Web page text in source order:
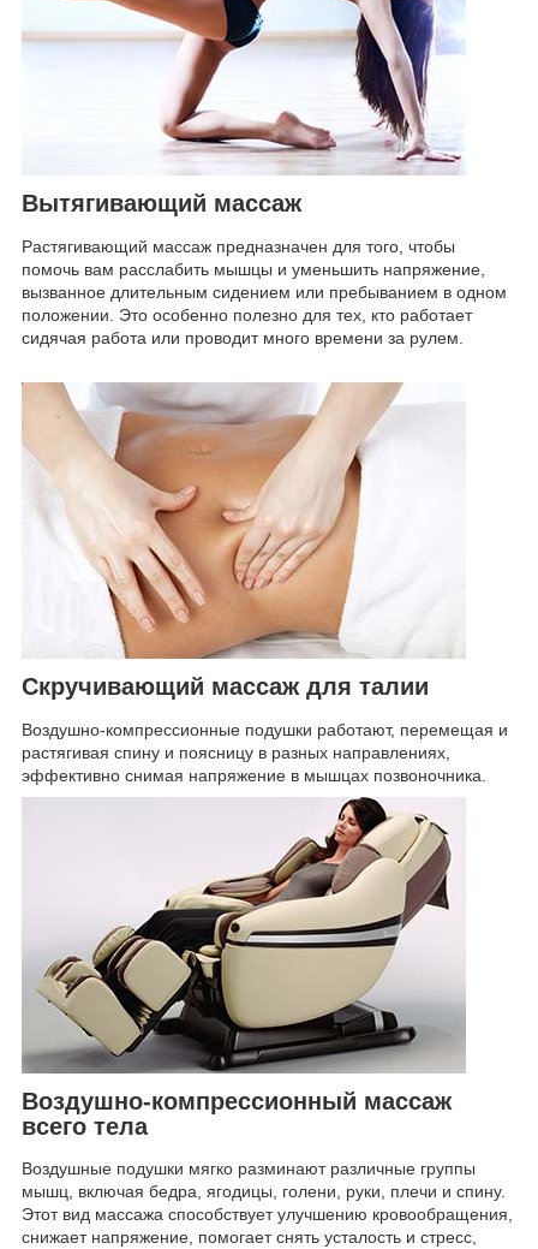
Вытягивающий массаж
Растягивающий массаж предназначен для того, чтобы
помочь вам расслабить мышцы и уменьшить напряжение,
вызванное длительным сидением или пребыванием в одном
положении. Это особенно полезно для тех, кто работает
сидячая работа или проводит много времени за рулем.
Скручивающий массаж для талии
Воздушно-компрессионные подушки работают, перемещая и
растягивая спину и поясницу в разных направлениях,
эффективно снимая напряжение в мышцах позвоночника.
Воздушно-компрессионный массаж
всего тела
Воздушные подушки мягко разминают различные группы
мышц, включая бедра, ягодицы, голени, руки, плечи и спину.
Этот вид массажа способствует улучшению кровообращения,
снижает напряжение, помогает снять усталость и стресс,